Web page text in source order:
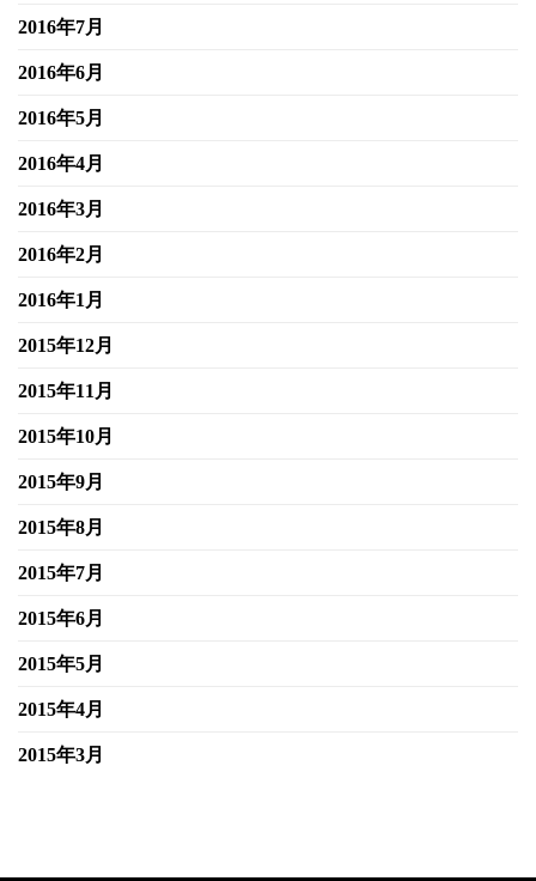
2016年7月
2016年6月
2016年5月
2016年4月
2016年3月
2016年2月
2016年1月
2015年12月
2015年11月
2015年10月
2015年9月
2015年8月
2015年7月
2015年6月
2015年5月
2015年4月
2015年3月